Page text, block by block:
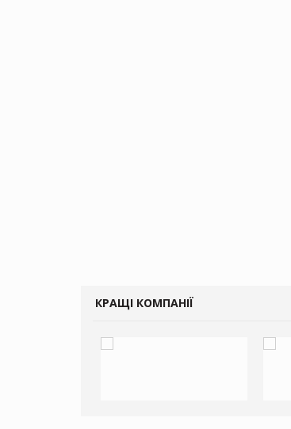
КРАЩІ КОМПАНІЇ